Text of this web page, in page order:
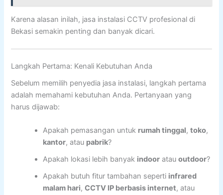
Karena alasan inilah, jasa instalasi CCTV profesional di
Bekasi semakin penting dan banyak dicari.
Langkah Pertama: Kenali Kebutuhan Anda
Sebelum memilih penyedia jasa instalasi, langkah pertama
adalah memahami kebutuhan Anda. Pertanyaan yang
harus dijawab:
Apakah pemasangan untuk rumah tinggal,toko,
kantor, atau pabrik?
Apakah lokasi lebih banyak indoor atauoutdoor?
Apakah butuh fitur tambahan seperti infrared
malam hari,CCTV IP berbasis internet, atau